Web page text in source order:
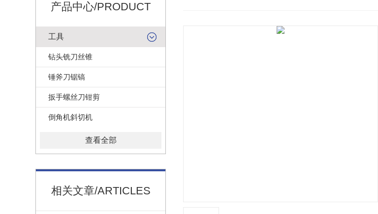
产品中心/PRODUCT
工具
钻头铣刀丝锥
锤斧刀锯镐
扳手螺丝刀钳剪
倒角机斜切机
查看全部
相关文章/ARTICLES